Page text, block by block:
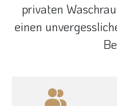
privaten
einen